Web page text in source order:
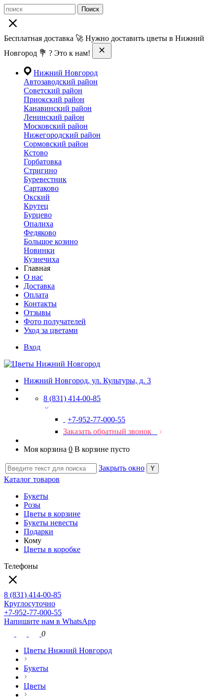
Поиск
Бесплатная доставка 🚀 Нужно доставить цветы в Нижний
Новгород 💐 ? Это к нам!
Нижний Новгород
Автозаводский район
Советский район
Приокский район
Канавинский район
Ленинский район
Московский район
Нижегородский район
Сормовский район
Кстово
Горбатовка
Стригино
Буревестник
Сартаково
Окский
Крутец
Бурцево
Опалиха
Федяково
Большое козино
Новинки
Кузнечиха
Главная
О нас
Доставка
Оплата
Контакты
Отзывы
Фото получателей
Уход за цветами
Вход
Нижний Новгород, ул. Культуры, д. 3
8 (831) 414-00-85
+7-952-77-000-55
Заказать обратный звонок
Моя корзина 0 В корзине пусто
Закрыть окно
Каталог товаров
Букеты
Розы
Цветы в корзине
Букеты невесты
Подарки
Кому
Цветы в коробке
Телефоны
8 (831) 414-00-85
Круглосуточно
+7-952-77-000-55
Напишите нам в WhatsApp
0
Цветы Нижний Новгород
Букеты
Цветы